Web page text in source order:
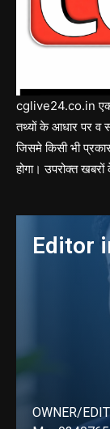
cglive24.co.in एक
तथ्यों के आधार पर व
जिसमे किसी भी
होगा। उपरोक्त खबरों
Editor
OWNER/